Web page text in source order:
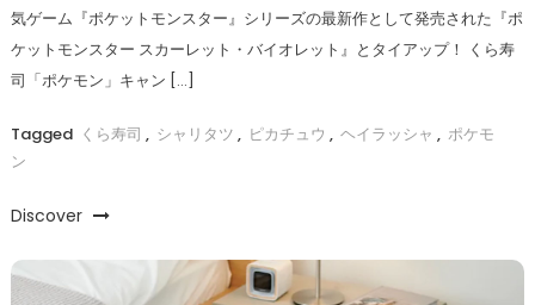
気ゲーム『ポケットモンスター』シリーズの最新作として発売された『ポ
ケットモンスター スカーレット・バイオレット』とタイアップ！ くら寿
司「ポケモン」キャン […]
Tagged くら寿司 , シャリタツ , ピカチュウ , ヘイラッシャ , ポケモ
ン
Discover